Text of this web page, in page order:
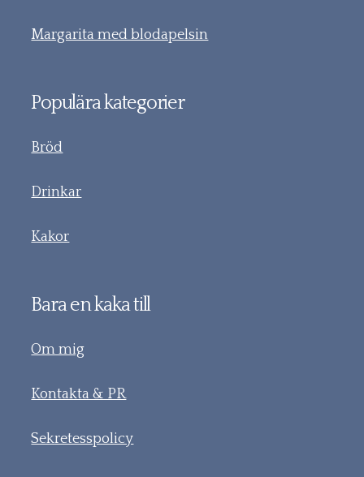
Margarita med blodapelsin
Populära kategorier
Bröd
Drinkar
Kakor
Bara en kaka till
Om mig
Kontakta & PR
Sekretesspolicy